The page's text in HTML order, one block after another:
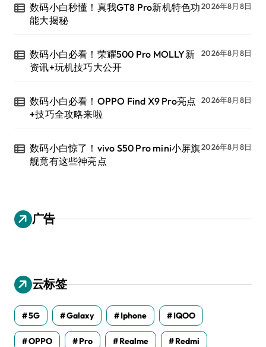
数码小白秒懂！真我GT8 Pro新机特色功
能大揭秘
2026年8月8日
数码小白必看！荣耀500 Pro MOLLY新
资讯+玩机技巧大公开
2026年8月8日
数码小白必看！OPPO Find X9 Pro亮点
+技巧全攻略来啦
2026年8月8日
数码小白惊了！vivo S50 Pro mini小屏旗
舰竟有这些神亮点
2026年8月8日
广告
云标签
5G Galaxy Iphone IQOO
OPPO Pro Realme Redmi